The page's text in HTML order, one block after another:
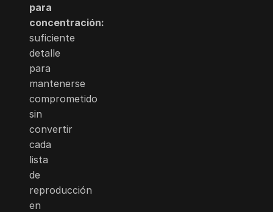
para
concentración:
suficiente
detalle
para
mantenerse
comprometido
sin
convertir
cada
lista
de
reproducción
en